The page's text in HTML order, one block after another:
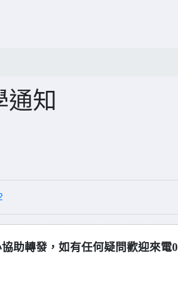
通知
助轉發，如有任何疑問歡迎來電